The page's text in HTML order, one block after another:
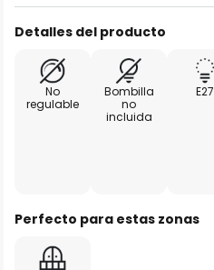
Detalles del producto
No
regulable
Bombilla
no
incluida
E27
Perfecto para estas zonas